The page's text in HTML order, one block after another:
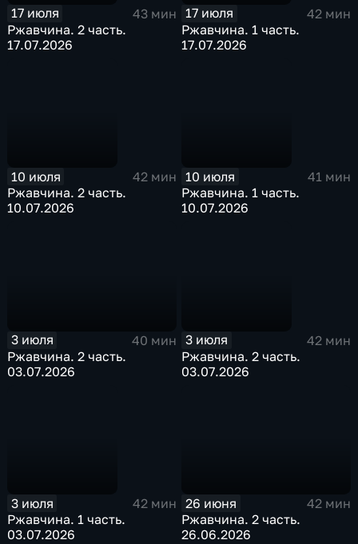
17 июля
43 мин
Ржавчина. 2 часть.
17.07.2026
17 июля
42 мин
Ржавчина. 1 часть.
17.07.2026
10 июля
42 мин
Ржавчина. 2 часть.
10.07.2026
10 июля
41 мин
Ржавчина. 1 часть.
10.07.2026
3 июля
40 мин
Ржавчина. 2 часть.
03.07.2026
3 июля
42 мин
Ржавчина. 2 часть.
03.07.2026
3 июля
42 мин
Ржавчина. 1 часть.
03.07.2026
26 июня
42 мин
Ржавчина. 2 часть.
26.06.2026